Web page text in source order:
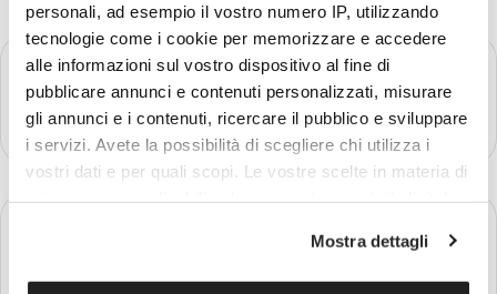
personali, ad esempio il vostro numero IP, utilizzando
tecnologie come i cookie per memorizzare e accedere
alle informazioni sul vostro dispositivo al fine di
pubblicare annunci e contenuti personalizzati, misurare
gli annunci e i contenuti, ricercare il pubblico e sviluppare
i servizi. Avete la possibilità di scegliere chi utilizza i
vostri dati e per quali scopi. Le vostre scelte in materia di
modificare o revocare il proprio consenso in qualsiasi
momento dalla Dichiarazione sui cookie o facendo clic
Mostra dettagli
GIORNO 1
Partenza - Oslo
Più dettagli
Più dettagli